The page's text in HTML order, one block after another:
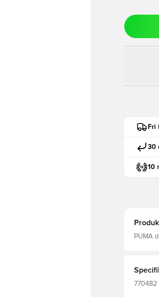
Fri
30
10
PUMA